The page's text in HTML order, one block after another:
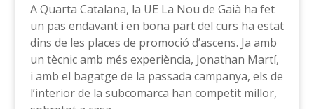
A Quarta Catalana, la UE La Nou de Gaià ha fet
un pas endavant i en bona part del curs ha estat
dins de les places de promoció d’ascens. Ja amb
un tècnic amb més experiència, Jonathan Martí,
i amb el bagatge de la passada campanya, els de
l’interior de la subcomarca han competit millor,